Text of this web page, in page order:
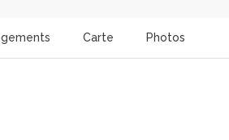
Carte Photos